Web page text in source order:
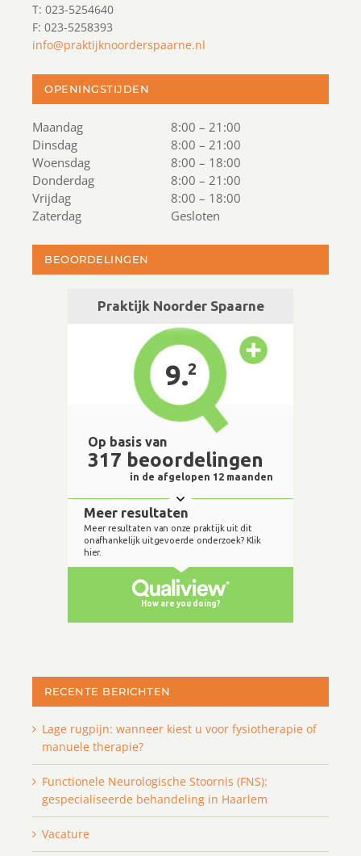
T: 023-5254640
F: 023-5258393
info@praktijknoorderspaarne.nl
OPENINGSTIJDEN
Maandag
8:00 – 21:00
Dinsdag
8:00 – 21:00
Woensdag
8:00 – 18:00
Donderdag
8:00 – 21:00
Vrijdag
8:00 – 18:00
Zaterdag
Gesloten
BEOORDELINGEN
RECENTE BERICHTEN
Lage rugpijn: wanneer kiest u voor fysiotherapie of
manuele therapie?
Functionele Neurologische Stoornis (FNS):
gespecialiseerde behandeling in Haarlem
Vacature